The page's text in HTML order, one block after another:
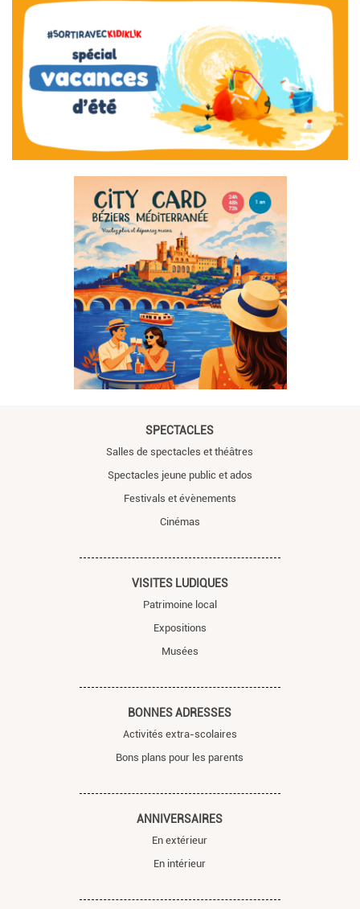
SPECTACLES
Salles de spectacles et théâtres
Spectacles jeune public et ados
Festivals et évènements
Cinémas
VISITES LUDIQUES
Patrimoine local
Expositions
Musées
BONNES ADRESSES
Activités extra-scolaires
Bons plans pour les parents
ANNIVERSAIRES
En extérieur
En intérieur